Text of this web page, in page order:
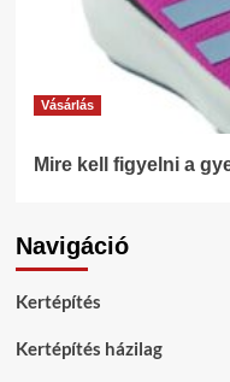
Vásárlás
Mire kell figyelni a
Navigáció
Kertépítés
Kertépítés házilag